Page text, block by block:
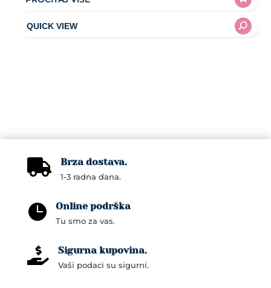
 Brza dostava.
1-3 radna dana.
 Online podrška
Tu smo za vas.
 Sigurna kupovina.
Vaši podaci su sigurni.